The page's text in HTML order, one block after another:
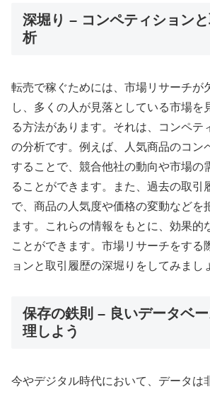
深堀り – コンペティション
析
転売で稼ぐためには、市場リサーチが
し、多くの人が見落としている市場を
る方法があります。それは、コンペテ
の分析です。例えば、人気商品のコン
することで、競合他社の動向や市場の
ることができます。また、過去の取引
で、商品の人気度や価格の変動などを
ます。これらの情報をもとに、効果的
ことができます。市場リサーチをする
ョンと取引履歴の深堀りをしてみまし
保存の鉄則 – 良いデータベ
理しよう
今やデジタル時代において、データは